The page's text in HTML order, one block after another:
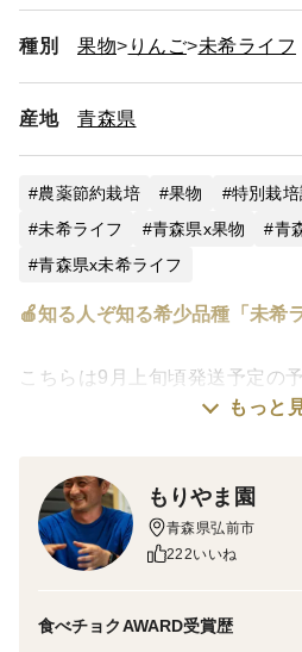
種別 果物 りんご 未希ライフ
産地 青森県
農薬節約栽培 果物 特別栽
未希ライフ
青森県x果物
青
青森県x未希ライフ
🍎知る人ぞ知る希少品種「未希
こちらは9月上旬頃発送予定の
もりやま園で8月末から9月上
イフ」。
わいの夏りんごです。
もっと
もりやま園
青森県弘前市
222いいね
食べチョクAWARD受賞歴